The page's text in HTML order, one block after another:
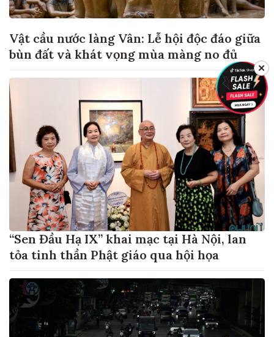
Vật cầu nước làng Vân: Lễ hội độc đáo giữa
bùn đất và khát vọng mùa màng no đủ
“Sen Đầu Hạ IX” khai mạc tại Hà Nội, lan
tỏa tinh thần Phật giáo qua hội họa
✕